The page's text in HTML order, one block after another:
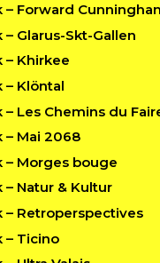
– Forward
– Glarus-Skt-Gallen
– Khirkee
– Klöntal
– Les Chemins du
– Mai 2068
– Morges bouge
– Natur & Kultur
– Retroperspectives
– Ticino